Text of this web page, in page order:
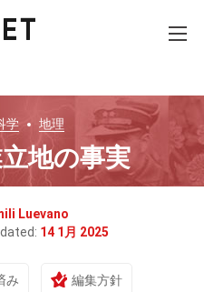
学 地理
地の事実
Luevano
14 1月 2025
み 編集方針